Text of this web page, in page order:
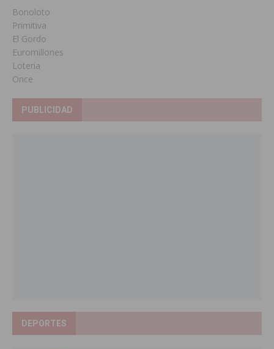
Bonoloto
Primitiva
El Gordo
Euromillones
Loteria
Once
PUBLICIDAD
DEPORTES